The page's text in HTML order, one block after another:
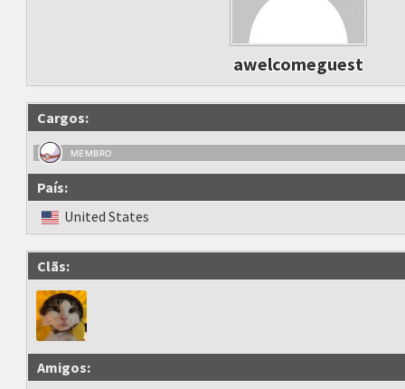
awelcomeguest
Cargos:
MEMBRO
País:
United States
Clãs:
Amigos: